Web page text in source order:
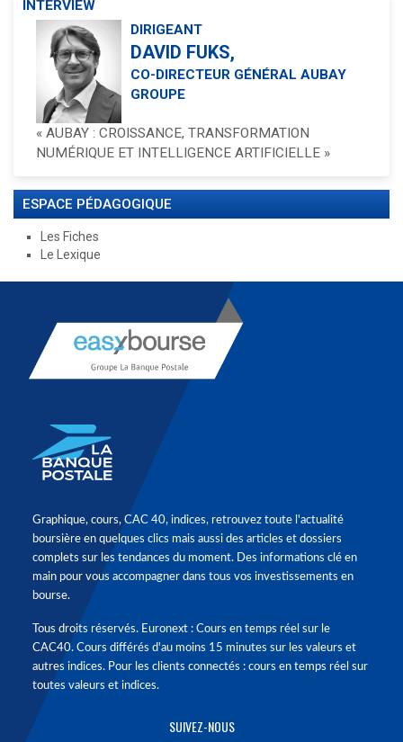
INTERVIEW
DIRIGEANT
DAVID FUKS,
CO-DIRECTEUR GÉNÉRAL AUBAY
GROUPE
« AUBAY : CROISSANCE, TRANSFORMATION
NUMÉRIQUE ET INTELLIGENCE ARTIFICIELLE »
ESPACE PÉDAGOGIQUE
Les Fiches
Le Lexique
Graphique, cours, CAC 40, indices, retrouvez toute l'actualité
boursière en quelques clics mais aussi des articles et dossiers
complets sur les tendances du moment. Des informations clé en
main pour vous accompagner dans tous vos investissements en
bourse.
Tous droits réservés. Euronext : Cours en temps réel sur le
CAC40. Cours différés d'au moins 15 minutes sur les valeurs et
autres indices. Pour les clients connectés : cours en temps réel sur
toutes valeurs et indices.
SUIVEZ-NOUS